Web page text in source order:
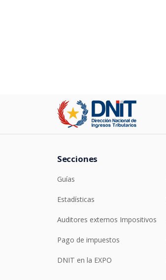
Secciones
Guías
Estadísticas
Auditores externos Impositivos
Pago de impuestos
DNIT en la EXPO